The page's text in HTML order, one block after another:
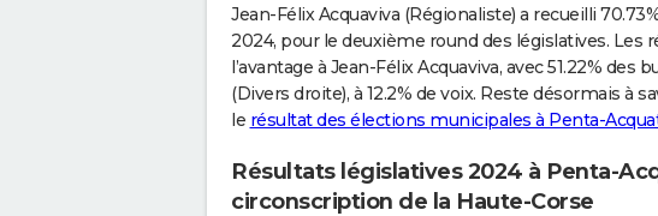
Jean-Félix Acquaviva (Régionaliste) a recueilli
2024, pour le deuxième round des législatives. Les
l’avantage à Jean-Félix Acquaviva, avec 51.22% des
(Divers droite), à 12.2% de voix. Reste désormais à
le résultat des élections municipales à Penta-
Résultats législatives 2024 à Penta-
circonscription de la Haute-Corse